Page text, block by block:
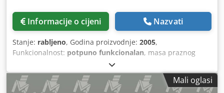
Informacije o cijeni Nazvati
Stanje: rabljeno, Godina proizvodnje: 2005,
Funkcionalnost: potpuno funkcionalan, masa praznog
, Horizontalna bušilica/pribor za pritisak,
kompletna, s mnogo produžetaka. Model: Bohrtec PZ
120/80. Godina proizvodnje: 2005. Težina: 1300 kg. Sila
Mali oglasi